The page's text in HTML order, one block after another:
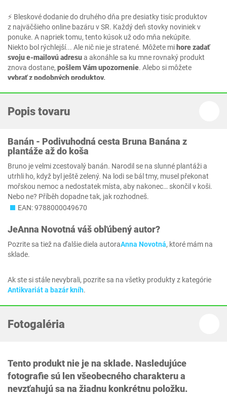
⚡ Bleskové dodanie do druhého dňa pre desiatky tisíc produktov
z najväčšieho online bazáru v SR. Každý deň stovky noviniek v
ponuke. A napriek tomu, tento kúsok už odo mňa nekúpite.
Niekto bol rýchlejší... Ale nič nie je stratené. Môžete mi hore zadať
svoju e-mailovú adresua akonáhle sa ku mne rovnaký produkt
znova dostane, pošlem Vám upozornenie. Alebo si môžete
vybrať z podobných produktov.
Popis tovaru
Banán - Podivuhodná cesta Bruna Banána z
plantáže až do koša
Bruno je velmi zcestovalý banán. Narodil se na slunné plantáži a
utrhli ho, když byl ještě zelený. Na lodi se bál tmy, musel překonat
mořskou nemoc a nedostatek místa, aby nakonec… skončil v koši.
Nebo ne? Příběh dopadne tak, jak rozhodneš.
EAN: 9788000049670
JeAnna Novotná váš obľúbený autor?
Pozrite sa tiež na ďalšie diela autoraAnna Novotná, ktoré mám na
sklade.
Ak ste si stále nevybrali, pozrite sa na všetky produkty z kategórie
Antikvariát a bazár kníh.
Fotogaléria
Tento produkt nie je na sklade. Nasledujúce
fotografie sú len všeobecného charakteru a
nevzťahujú sa na žiadnu konkrétnu položku.